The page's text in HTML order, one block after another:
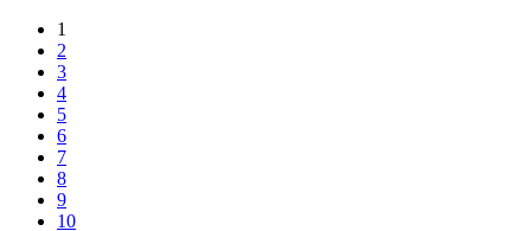
1
2
3
4
5
6
7
8
9
10